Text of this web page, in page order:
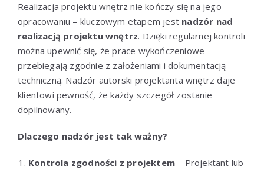
Realizacja projektu wnętrz nie kończy się na jego
opracowaniu – kluczowym etapem jest nadzór nad
realizacją projektu wnętrz. Dzięki regularnej kontroli
można upewnić się, że prace wykończeniowe
przebiegają zgodnie z założeniami i dokumentacją
techniczną. Nadzór autorski projektanta wnętrz daje
klientowi pewność, że każdy szczegół zostanie
dopilnowany.
Dlaczego nadzór jest tak ważny?
Kontrola zgodności z projektem – Projektant lub